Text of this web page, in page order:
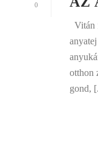
0
Vitán
otthon
gond,